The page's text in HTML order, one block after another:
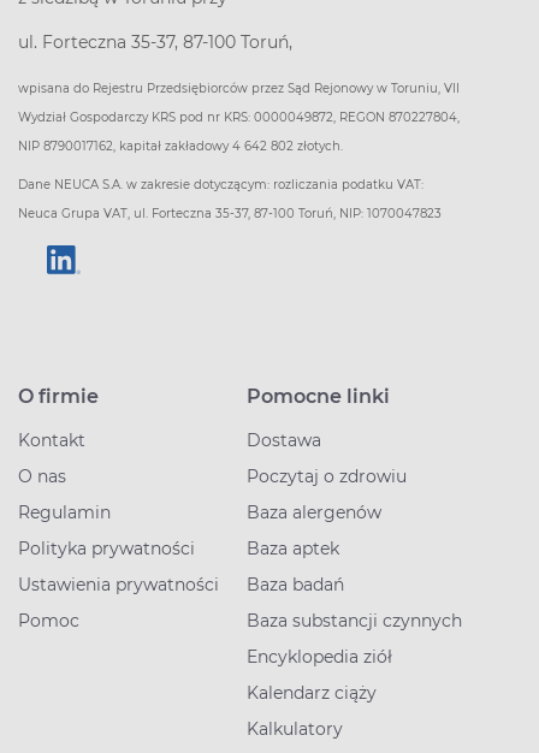
ul. Forteczna 35-37, 87-100 Toruń,
wpisana do Rejestru Przedsiębiorców przez Sąd Rejonowy w Toruniu, VII
Wydział Gospodarczy KRS pod nr KRS: 0000049872, REGON 870227804,
NIP 8790017162, kapitał zakładowy 4 642 802 złotych.
Dane NEUCA S.A. w zakresie dotyczącym: rozliczania podatku VAT:
Neuca Grupa VAT, ul. Forteczna 35-37, 87-100 Toruń, NIP: 1070047823
O firmie
Kontakt
O nas
Regulamin
Polityka prywatności
Ustawienia prywatności
Pomoc
Pomocne linki
Dostawa
Poczytaj o zdrowiu
Baza alergenów
Baza aptek
Baza badań
Baza substancji czynnych
Encyklopedia ziół
Kalendarz ciąży
Kalkulatory